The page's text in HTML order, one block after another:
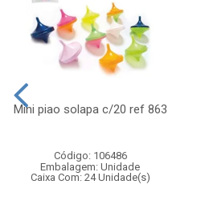
Mini piao solapa c/20 ref 863
Código: 106486
Embalagem: Unidade
Caixa Com: 24 Unidade(s)